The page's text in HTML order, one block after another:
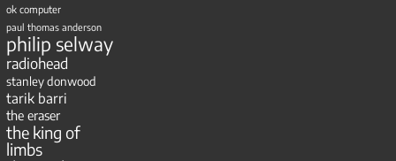
ok computer
paul thomas anderson
philip selway
radiohead
stanley donwood
tarik barri
the eraser
the king of
limbs